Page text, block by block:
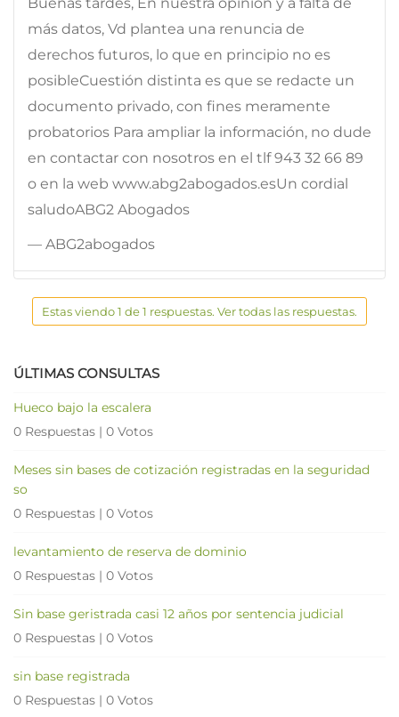
más datos, Vd plantea una renuncia de
derechos futuros, lo que en principio no es
posibleCuestión distinta es que se redacte un
documento privado, con fines meramente
probatorios Para ampliar la información, no dude
en contactar con nosotros en el tlf 943 32 66 89
o en la web www.abg2abogados.esUn cordial
saludoABG2 Abogados
— ABG2abogados
Estas viendo 1 de 1 respuestas. Ver todas las respuestas.
ÚLTIMAS CONSULTAS
Hueco bajo la escalera
0 Respuestas | 0 Votos
Meses sin bases de cotización registradas en la seguridad
so
0 Respuestas | 0 Votos
levantamiento de reserva de dominio
0 Respuestas | 0 Votos
Sin base geristrada casi 12 años por sentencia judicial
0 Respuestas | 0 Votos
sin base registrada
0 Respuestas | 0 Votos